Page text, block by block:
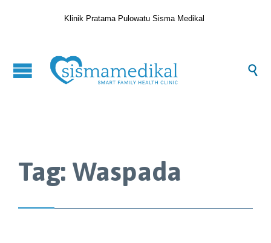
Klinik Pratama Pulowatu Sisma Medikal

Tag: Waspada